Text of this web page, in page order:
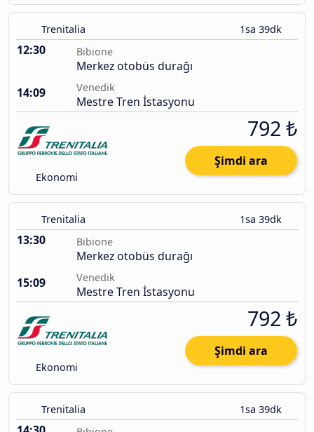
Trenitalia 1sa 39dk
12:30 Bibione
Merkez otobüs durağı
14:09
Venedik
Mestre Tren İstasyonu
Ekonomi
792 ₺
Şimdi ara
Trenitalia 1sa 39dk
13:30 Bibione
Merkez otobüs durağı
15:09
Venedik
Mestre Tren İstasyonu
Ekonomi
792 ₺
Şimdi ara
Trenitalia 1sa 39dk